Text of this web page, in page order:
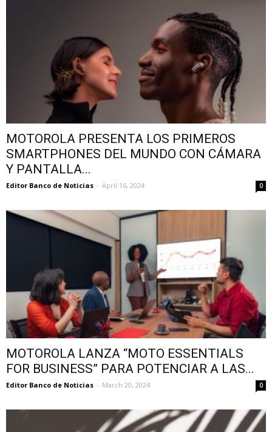
MOTOROLA PRESENTA LOS PRIMEROS
SMARTPHONES DEL MUNDO CON CÁMARA
Y PANTALLA...
Editor Banco de Noticias - April 16, 2024 0
MOTOROLA LANZA “MOTO ESSENTIALS
FOR BUSINESS” PARA POTENCIAR A LAS...
Editor Banco de Noticias - March 20, 2024 0